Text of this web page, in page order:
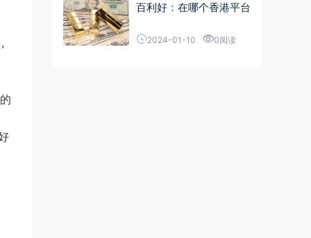
百利好：在哪个香港平台
2024-01-10 0阅读